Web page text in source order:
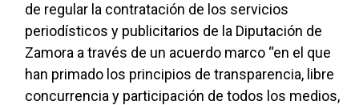
de regular la contratación de los servicios
periodísticos y publicitarios de la Diputación de
Zamora a través de un acuerdo marco “en el que
han primado los principios de transparencia, libre
concurrencia y participación de todos los medios,